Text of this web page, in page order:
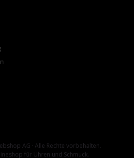
AG · Alle Rechte vorbehalten.
für Uhren und Schmuck.